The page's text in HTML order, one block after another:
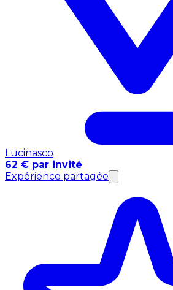
Lucinasco
62 € par invité
Expérience partagée